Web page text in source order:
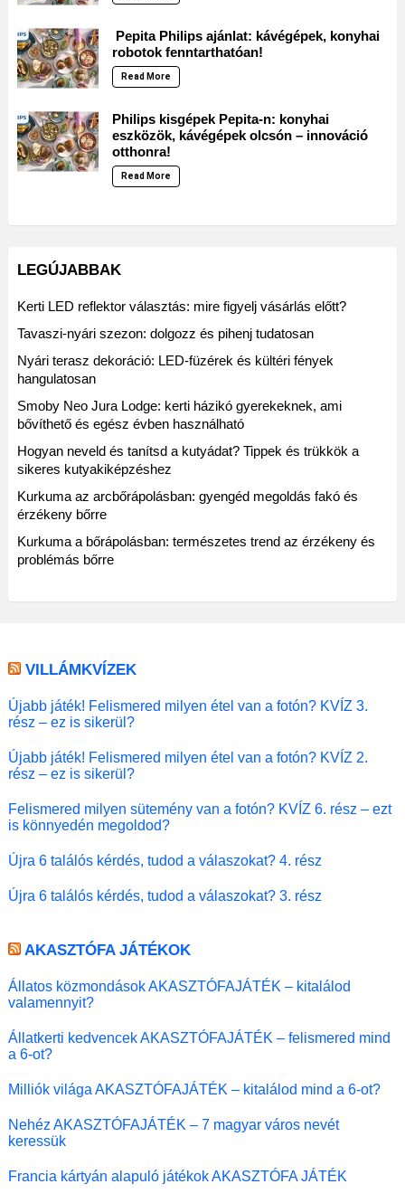
Pepita Philips ajánlat: kávégépek, konyhai
robotok fenntarthatóan!
Read More
Philips kisgépek Pepita-n: konyhai
eszközök, kávégépek olcsón – innováció
otthonra!
Read More
LEGÚJABBAK
Kerti LED reflektor választás: mire figyelj vásárlás előtt?
Tavaszi-nyári szezon: dolgozz és pihenj tudatosan
Nyári terasz dekoráció: LED-füzérek és kültéri fények
hangulatosan
Smoby Neo Jura Lodge: kerti házikó gyerekeknek, ami
bővíthető és egész évben használható
Hogyan neveld és tanítsd a kutyádat? Tippek és trükkök a
sikeres kutyakiképzéshez
Kurkuma az arcbőrápolásban: gyengéd megoldás fakó és
érzékeny bőrre
Kurkuma a bőrápolásban: természetes trend az érzékeny és
problémás bőrre
VILLÁMKVÍZEK
Újabb játék! Felismered milyen étel van a fotón? KVÍZ 3.
rész – ez is sikerül?
Újabb játék! Felismered milyen étel van a fotón? KVÍZ 2.
rész – ez is sikerül?
Felismered milyen sütemény van a fotón? KVÍZ 6. rész – ezt
is könnyedén megoldod?
Újra 6 találós kérdés, tudod a válaszokat? 4. rész
Újra 6 találós kérdés, tudod a válaszokat? 3. rész
AKASZTÓFA JÁTÉKOK
Állatos közmondások AKASZTÓFAJÁTÉK – kitalálod
valamennyit?
Állatkerti kedvencek AKASZTÓFAJÁTÉK – felismered mind
a 6-ot?
Milliók világa AKASZTÓFAJÁTÉK – kitalálod mind a 6-ot?
Nehéz AKASZTÓFAJÁTÉK – 7 magyar város nevét
keressük
Francia kártyán alapuló játékok AKASZTÓFA JÁTÉK